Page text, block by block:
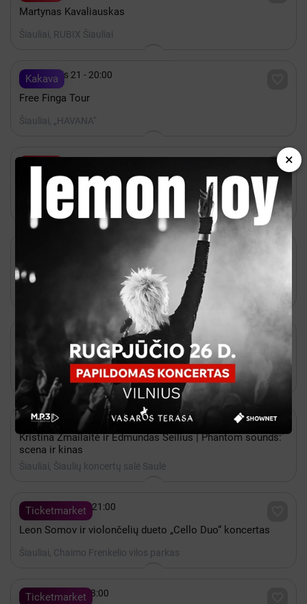
Martynas Kavaliauskas
Šiauliai, RUBIX Šiauliai
Kakava
 Lapkritis 21 - 20:00
Free Finga Tour
Šiauliai, „HAVANA“
Bilietai 

World Hits Symphony | Universe Orchestra | Šiauliai
Šiauliai, Koncertų salė Saulė
SENJORAI. A. Nicolaj (rež. R.Kazlas) / ŠIAULIAI
Šiauliai, Šiaulių koncertų salė Saulė
Ticketmarket
Rugpjūtis 24 - 19:00
SPLIUS pristata! Kina chuligana Emilia Vėlyvia
dokumentinis films BIX BEVEIK NIRVANA / Šiaulių naktys
Šiauliai, Šiaulių kultūros centras
Ticketmarket 
 Lapkritis 22 - 18:00
Kristina Zmailaitė ir Edmundas Seilius | Phantom sounds:
scena ir kinas
Šiauliai, Šiaulių koncertų salė Saulė
Ticketmarket
 Rugpjūtis 13 - 21:00
Leon Somov ir violončelių dueto „Cello Duo“ koncertas
Šiauliai, Chaimo Frenkelio vilos parkas
Ticketmarket
 Gruodis 18 - 18:00
×